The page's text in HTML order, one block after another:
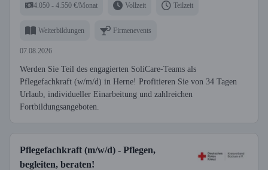
4.050 - 4.550 €/Monat Vollzeit Teilzeit
Weiterbildungen Firmenevents
07.08.2026
Werden Sie Teil des engagierten SoliCare-Teams als
Pflegefachkraft (w/m/d) in Herne! Profitieren Sie von 34 Tagen
Urlaub, individueller Einarbeitung und zahlreichen
Fortbildungsangeboten.
Pflegefachkraft (m/w/d) - Pflegen,
begleiten, beraten!